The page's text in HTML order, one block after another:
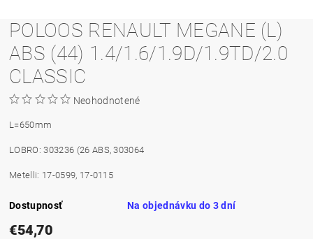
POLOOS RENAULT MEGANE (L)
ABS (44) 1.4/1.6/1.9D/1.9TD/2.0
CLASSIC
Neohodnotené
L=650mm
LOBRO: 303236 (26 ABS, 303064
Metelli: 17-0599, 17-0115
Dostupnosť Na objednávku do 3 dní
€54,70